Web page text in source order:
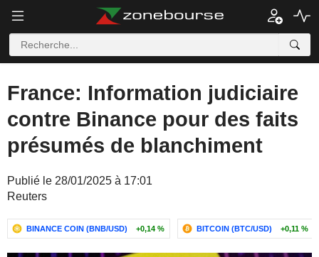
France: Information judiciaire
contre Binance pour des faits
présumés de blanchiment
Publié le 28/01/2025 à 17:01
Reuters
BINANCE COIN (BNB/USD) +0,14 % BITCOIN (BTC/USD) +0,11 %